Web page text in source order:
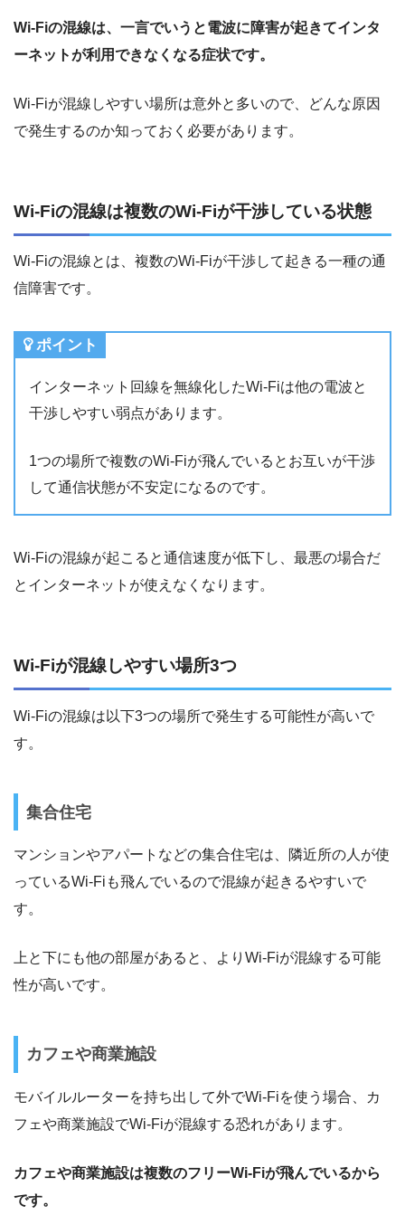
Wi-Fiの混線は、一言でいうと電波に障害が起きてインタ
ーネットが利用できなくなる症状です。
Wi-Fiが混線しやすい場所は意外と多いので、どんな原因
で発生するのか知っておく必要があります。
Wi-Fiの混線は複数のWi-Fiが干渉している状態
Wi-Fiの混線とは、複数のWi-Fiが干渉して起きる一種の通
信障害です。
ポイント
インターネット回線を無線化したWi-Fiは他の電波と
干渉しやすい弱点があります。
1つの場所で複数のWi-Fiが飛んでいるとお互いが干渉
して通信状態が不安定になるのです。
Wi-Fiの混線が起こると通信速度が低下し、最悪の場合だ
とインターネットが使えなくなります。
Wi-Fiが混線しやすい場所3つ
Wi-Fiの混線は以下3つの場所で発生する可能性が高いで
す。
集合住宅
マンションやアパートなどの集合住宅は、隣近所の人が使
っているWi-Fiも飛んでいるので混線が起きるやすいで
す。
上と下にも他の部屋があると、よりWi-Fiが混線する可能
性が高いです。
カフェや商業施設
モバイルルーターを持ち出して外でWi-Fiを使う場合、カ
フェや商業施設でWi-Fiが混線する恐れがあります。
カフェや商業施設は複数のフリーWi-Fiが飛んでいるから
です。